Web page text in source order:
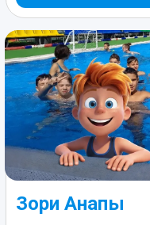
Зори Анапы